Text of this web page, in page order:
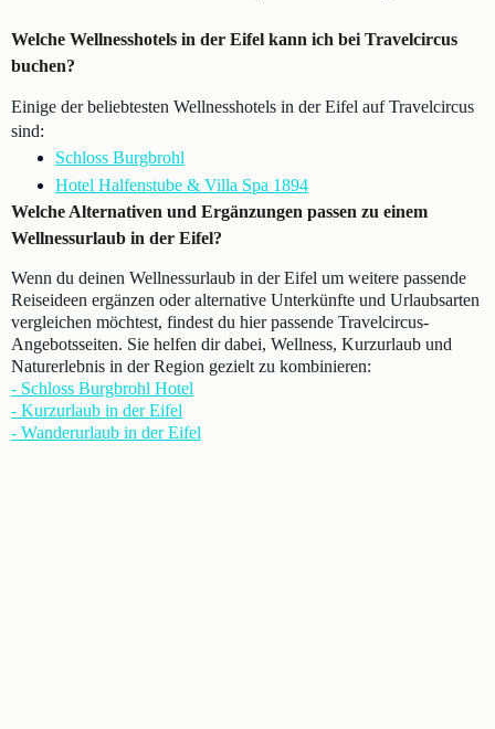
Welche Wellnesshotels in der Eifel kann ich bei Travelcircus
buchen?
Einige der beliebtesten Wellnesshotels in der Eifel auf Travelcircus
sind:
Schloss Burgbrohl
Hotel Halfenstube & Villa Spa 1894
Welche Alternativen und Ergänzungen passen zu einem
Wellnessurlaub in der Eifel?
Wenn du deinen Wellnessurlaub in der Eifel um weitere passende
Reiseideen ergänzen oder alternative Unterkünfte und Urlaubsarten
vergleichen möchtest, findest du hier passende Travelcircus-
Angebotsseiten. Sie helfen dir dabei, Wellness, Kurzurlaub und
Naturerlebnis in der Region gezielt zu kombinieren:
- Schloss Burgbrohl Hotel
- Kurzurlaub in der Eifel
- Wanderurlaub in der Eifel